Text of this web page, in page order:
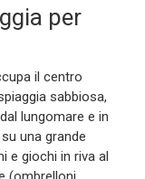
per
il centro
sabbiosa,
lungomare e in
una grande
e giochi in riva al